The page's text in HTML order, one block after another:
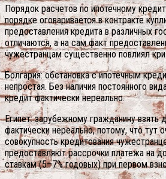
Порядок расчетов по ипотечному
порядке оговаривается в контракте
предоставления кредита в различных
отличаются, а на сам факт
чужестранцам существенно повлиял
Болгария: обстановка с ипотечным
непростая. Без наличия постоянного
кредит фактически нереально.
Египет: зарубежному гражданину взять
фактически нереально, потому, что тут
совокупность кредитования
предоставляют рассрочки платежа на
ставкам (5–7% годовых) при первом